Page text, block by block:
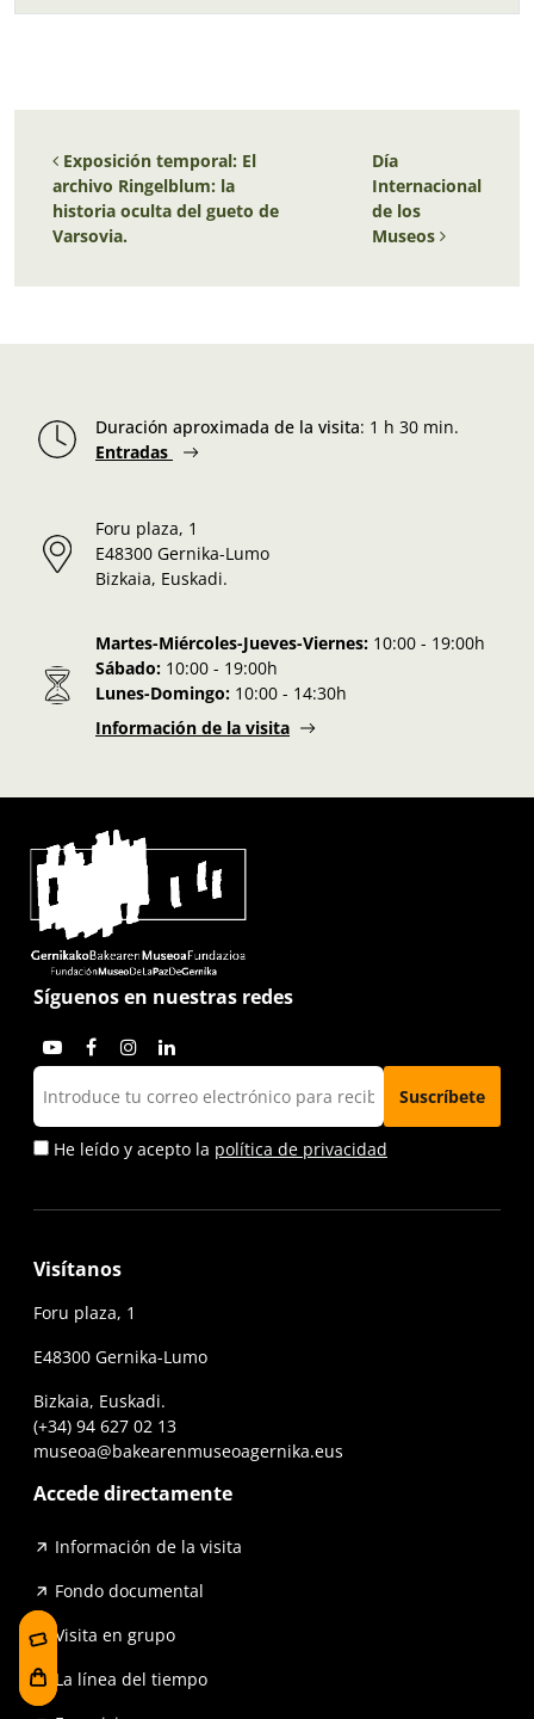
Navegación de entradas
Exposición temporal: El
archivo Ringelblum: la
historia oculta del gueto de
Varsovia.
Día
Internacional
de los
Museos
Duración aproximada de la visita: 1 h 30 min.
Entradas
Foru plaza, 1
E48300 Gernika-Lumo
Bizkaia, Euskadi.
Martes-Miércoles-Jueves-Viernes: 10:00 - 19:00h
Sábado: 10:00 - 19:00h
Lunes-Domingo: 10:00 - 14:30h
Información de la visita
Síguenos en nuestras redes
He leído y acepto la política de privacidad
Visítanos
Foru plaza, 1
E48300 Gernika-Lumo
Bizkaia, Euskadi.
(+34) 94 627 02 13
museoa@bakearenmuseoagernika.eus
Accede directamente
Información de la visita
Fondo documental
Visita en grupo
La línea del tiempo